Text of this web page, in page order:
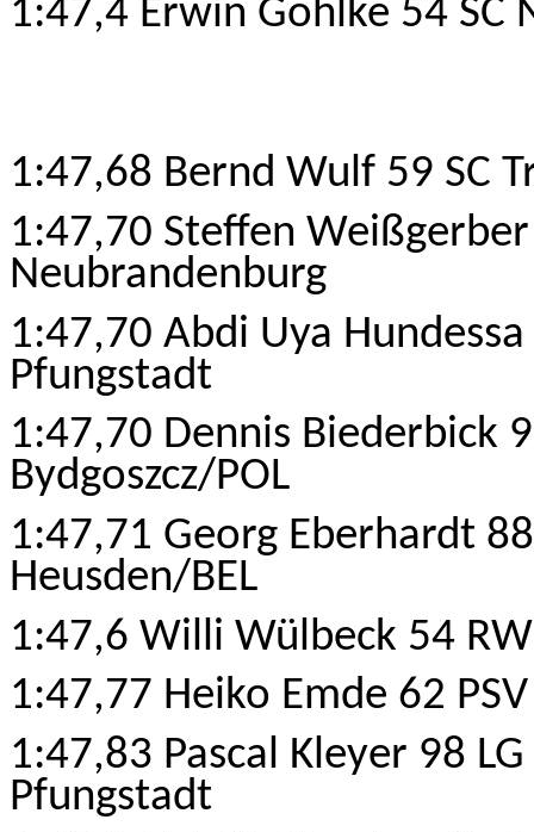
1:47,4 Erwin Gohlke 54
1:47,68 Bernd Wulf 59 SC
1:47,70 Steffen
Neubrandenburg
1:47,70 Abdi Uya
Pfungstadt
1:47,70 Dennis Biederbick
Bydgoszcz/POL
1:47,71 Georg Eberhardt
Heusden/BEL
1:47,6 Willi Wülbeck 54
1:47,77 Heiko Emde 62
1:47,83 Pascal Kleyer 98
Pfungstadt